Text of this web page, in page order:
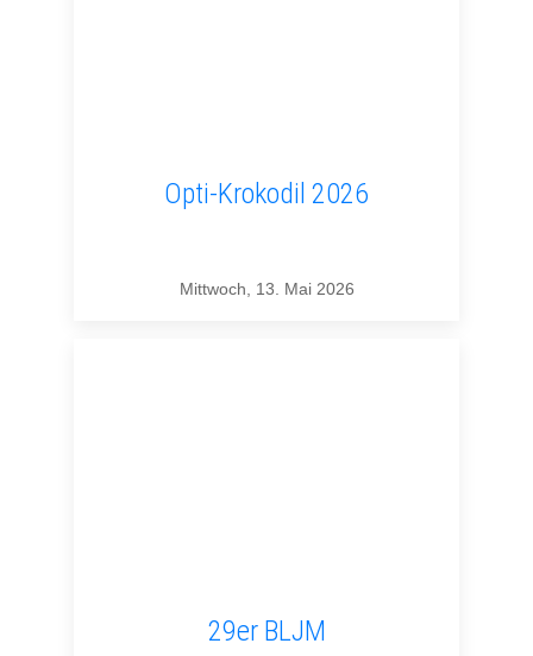
Opti-Krokodil 2026
Mittwoch, 13. Mai 2026
29er BLJM